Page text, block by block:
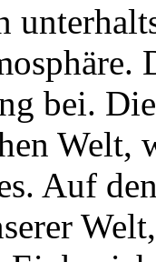
bei.
Welt,
Auf